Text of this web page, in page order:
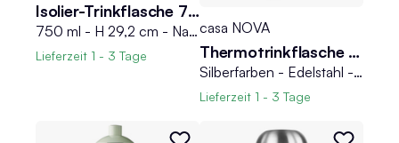
Isolier-Trinkflasche 750 ml THERMOCAFE
750 ml - H 29,2 cm - Nachtblau matt - Edelstahl 18/8 - mit Drehverschluss
Lieferzeit 1 - 3 Tage
casa NOVA
Thermotrinkflasche QUELLO
Silberfarben - Edelstahl - 7,3 x 24,5 cm - 550 ml
Lieferzeit 1 - 3 Tage